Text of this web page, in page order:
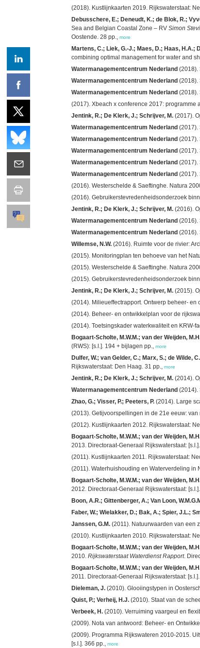
(2018). Kustlijnkaarten 2019. Rijkswaterstaat:
Debusschere, E.; Deneudt, K.; de Blok, R.;
Sea and Belgian Coastal Zone – RV Simon
Oostende. 28 pp., more
Martens, C.; Liek, G.-J.; Maes, D.; Haas, H.A.;
combining optimal management for water and
Watermanagementcentrum Nederland (2018).
Watermanagementcentrum Nederland (2018).
Watermanagementcentrum Nederland (2018).
(2017). Xbeach x conference 2017: programme
Jentink, R.; De Klerk, J.; Schrijver, M. (2017).
Watermanagementcentrum Nederland (2017).
Watermanagementcentrum Nederland (2017).
Watermanagementcentrum Nederland (2017).
Watermanagementcentrum Nederland (2017).
Watermanagementcentrum Nederland (2017).
(2016). Westerschelde & Saeftinghe. Natura
(2016). Gebruikerstevredenheidsonderzoek
Jentink, R.; De Klerk, J.; Schrijver, M. (2016).
Watermanagementcentrum Nederland (2016).
Watermanagementcentrum Nederland (2016).
Willemse, N.W. (2016). Ruimte voor de rivier:
(2015). Monitoringplan ten behoeve van het
(2015). Westerschelde & Saeftinghe. Natura
(2015). Gebruikerstevredenheidsonderzoek
Jentink, R.; De Klerk, J.; Schrijver, M. (2015).
(2014). Milieueffectrapport. Ontwerp beheer-
(2014). Beheer- en ontwikkelplan voor de
(2014). Toetsingskader waterkwaliteit en KRW-
Bogaart-Scholte, M.W.M.; van der Weijden,
(RWS): [s.l.]. 194 + bijlagen pp., more
Dulfer, W.; van Gelder, C.; Marx, S.; de Wilde, C.
Rijkswaterstaat: Den Haag. 31 pp., more
Jentink, R.; De Klerk, J.; Schrijver, M. (2014).
Watermanagementcentrum Nederland (2014).
Zhao, G.; Visser, P.; Peeters, P. (2014). Large
(2013). Getijvoorspellingen in de 21e eeuw:
(2012). Kustlijnkaarten 2012. Rijkswaterstaat:
Bogaart-Scholte, M.W.M.; van der Weijden,
2013. Directoraat-Generaal Rijkswaterstaat:
(2011). Kustlijnkaarten 2011. Rijkswaterstaat:
(2011). Waterhuishouding en Waterverdeling in
Bogaart-Scholte, M.W.M.; van der Weijden,
2012. Directoraat-Generaal Rijkswaterstaat:
Boon, A.R.; Gittenberger, A.; Van Loon,
Faber, W.; Wielakker, D.; Bak, A.; Spier, J.L.;
Janssen, G.M. (2011). Natuurwaarden van een
(2010). Kustlijnkaarten 2010. Rijkswaterstaat:
Bogaart-Scholte, M.W.M.; van der Weijden,
2010. Rijkswaterstaat Waterdienst Rapport.
Bogaart-Scholte, M.W.M.; van der Weijden,
2011. Directoraat-Generaal Rijkswaterstaat:
Dieleman, J. (2010). Glooiingstypen in
Quist, P.; Verheij, H.J. (2010). Staat van de
Verbeek, H. (2010). Verruiming vaargeul en
(2009). Nota van antwoord: Beheer- en
(2009). Programma Rijkswateren 2010-2015.
[s.l.]. 366 pp., more